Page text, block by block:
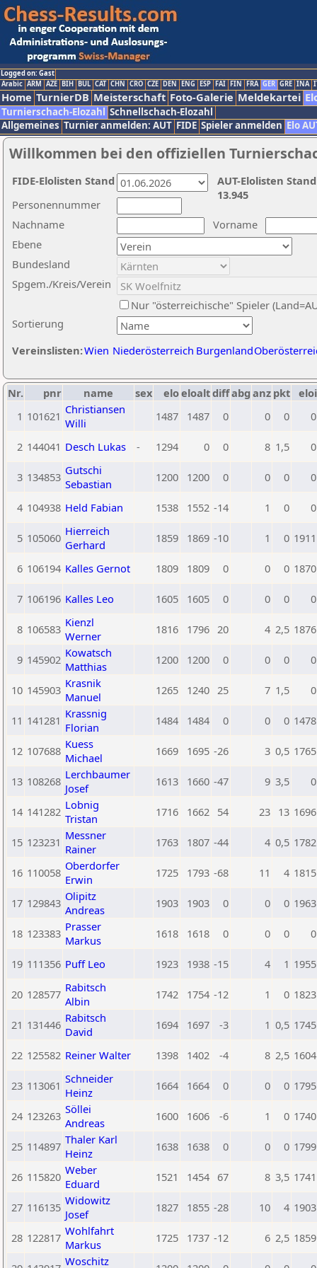
Logged on: Gast
Arabic ARM AZE BIH BUL CAT CHN CRO CZE DEN ENG ESP FAI FIN FRA GER GRE INA
Home TurnierDB Meisterschaft Foto-Galerie Meldekartei
Turnierschach-Elozahl Schnellschach-Elozahl
Allgemeines Turnier anmelden: AUT FIDE Spieler anmelden Elo
Willkommen bei den offiziellen
Nachname
Vorname
Ebene
Sortierung
Personennummer
Bundesland
Spgem./Kreis/Verein
Nur "österreichische" Spieler
Vereinslisten:Wien Niederösterreich Burgenland
AUT-Elolisten
13.945
FIDE-Elolisten Stand
Nr. pnr name sex eloeloaltdiffabg anz pkt eloi
1 101621 Christiansen
Willi
1487 1487 0 0 0 0
2 144041 Desch Lukas - 1294 0 0 8 1,5 0
3 134853 Gutschi
Sebastian
1200 1200 0 0 0 0
4 104938 Held Fabian 1538 1552 -14 1 0 0
5 105060 Hierreich
Gerhard
1859 1869 -10 1 0 1911
6 106194 Kalles Gernot 1809 1809 0 0 0 1870
7 106196 Kalles Leo 1605 1605 0 0 0 0
8 106583 Kienzl
Werner
1816 1796 20 4 2,5 1876
9 145902 Kowatsch
Matthias
1200 1200 0 0 0 0
10 145903 Krasnik
Manuel
1265 1240 25 7 1,5 0
11 141281 Krassnig
Florian
1484 1484 0 0 0 1478
12 107688 Kuess
Michael
1669 1695 -26 3 0,5 1765
13 108268 Lerchbaumer
Josef
1613 1660 -47 9 3,5 0
14 141282 Lobnig
Tristan
1716 1662 54 23 13 1696
15 123231 Messner
Rainer
1763 1807 -44 4 0,5 1782
16 110058 Oberdorfer
Erwin
1725 1793 -68 11 4 1815
17 129843 Olipitz
Andreas
1903 1903 0 0 0 1963
18 123383 Prasser
Markus
1618 1618 0 0 0 0
19 111356 Puff Leo 1923 1938 -15 4 1 1955
20 128577 Rabitsch
Albin
1742 1754 -12 1 0 1823
21 131446 Rabitsch
David
1694 1697 -3 1 0,5 1745
22 125582 Reiner Walter 1398 1402 -4 8 2,5 1604
23 113061 Schneider
Heinz
1664 1664 0 0 0 1795
24 123263 Söllei
Andreas
1600 1606 -6 1 0 1740
25 114897 Thaler Karl
Heinz
1638 1638 0 0 0 1799
26 115820 Weber
Eduard
1521 1454 67 8 3,5 1741
27 116135 Widowitz
Josef
1827 1855 -28 10 4 1903
28 122817 Wohlfahrt
Markus
1725 1737 -12 6 2,5 1859
Woschitz